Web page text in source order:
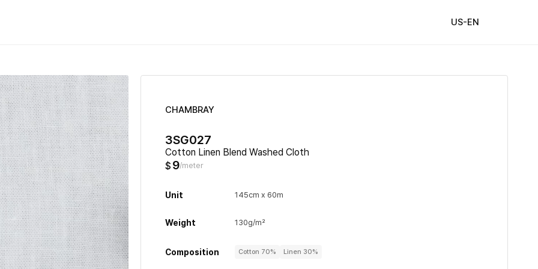
US-EN
CHAMBRAY
3SG027
Cotton Linen Blend Washed Cloth
$ 9/meter
Unit 145cm x 60m
Weight 130g/m²
Composition Cotton 70% Linen 30%